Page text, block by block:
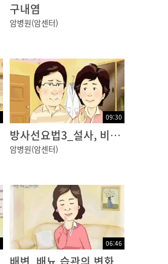
구내염
암병원(암센터)
09:30
방사선요법3_설사, 비뇨생식기 변화
암병원(암센터)
06:46